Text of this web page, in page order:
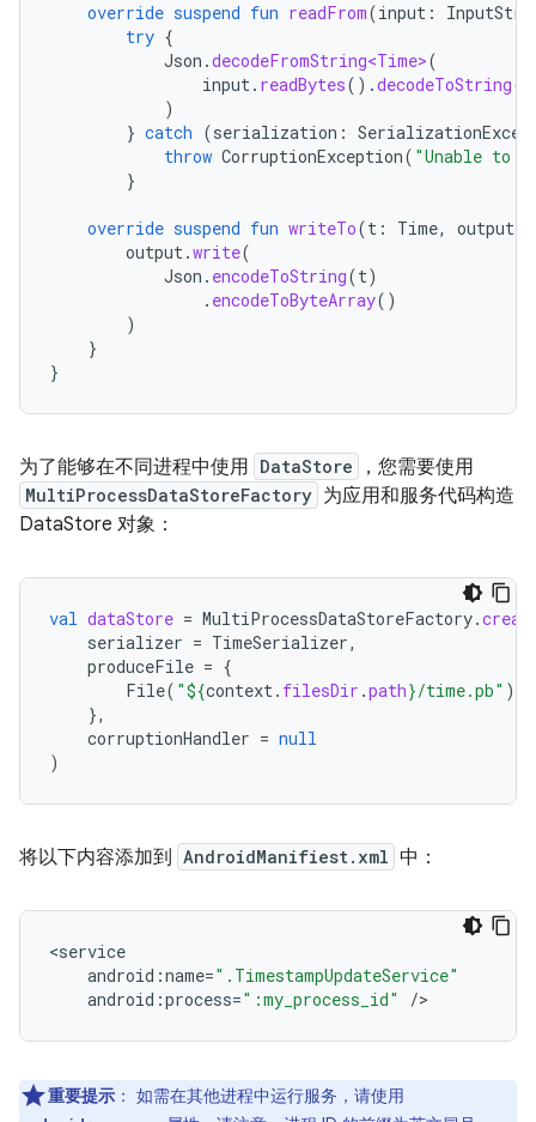
override suspend fun readFrom(input :
try {
Json .decodeFromString<Time>(
input. readBytes().decodeToString()
)
} catch (serialization :
throw CorruptionException( "Unable to
}
override suspend fun writeTo(t : Time, output
output.write(
Json . encodeToString(t)
. encodeToByteArray()
)
}
}
为了能够在不同进程中使用 DataStore ，您需要使用
MultiProcessDataStoreFactory 为应用和服务代码构造
DataStore 对象：
val dataStore = MultiProcessDataStoreFactory.
serializer = TimeSerializer,
produceFile = {
File( "${context. filesDir .path}/time.pb" )
},
corruptionHandler = null
)
将以下内容添加到 AndroidManifiest.xml 中：
<service
android :name=".TimestampUpdateService"
android :process=":my_process_id" /
重要提示 ： 如需在其他进程中运行服务，请使用